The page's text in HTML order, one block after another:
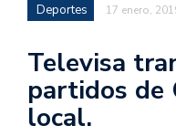
Deportes 17 enero,
Televisa
partidos de
local.